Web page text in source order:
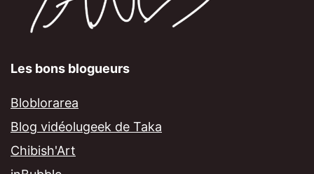
Les bons blogueurs
Bloblorarea
Blog vidéolugeek de Taka
Chibish'Art